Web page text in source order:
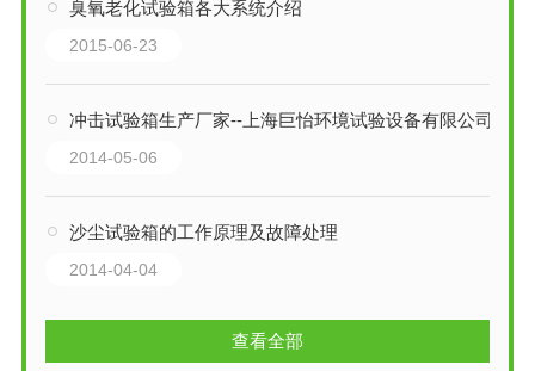
臭氧老化试验箱各大系统介绍
2015-06-23
冲击试验箱生产厂家--上海巨怡环境试验设备有限公司
2014-05-06
沙尘试验箱的工作原理及故障处理
2014-04-04
查看全部